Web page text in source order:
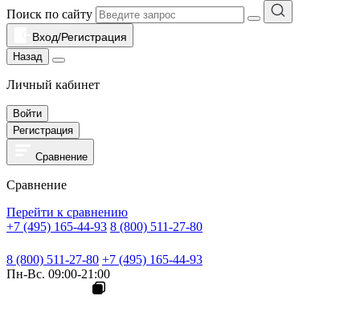
Поиск по сайту
Вход/Регистрация
Назад
Личный кабинет
Войти
Регистрация
Сравнение
Сравнение
Перейти к сравнению
+7 (495) 165-44-93 8 (800) 511-27-80
8 (800) 511-27-80 +7 (495) 165-44-93
Пн-Вс. 09:00-21:00